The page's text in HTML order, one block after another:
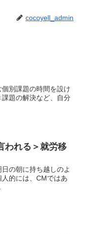
cocoyell_admin
別課題の時間を設け
題の解決など、自分
われる＞就労移
の朝に持ち越しのよ
的には、CMではあ